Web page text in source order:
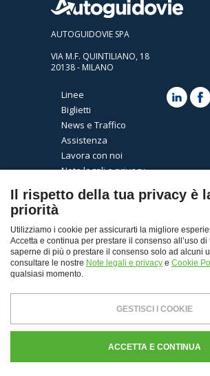
AUTOGUIDOVIE SPA
VIA M.F. QUINTILIANO, 18
20138 - MILANO
Linee
Biglietti
News e Traffico
Assistenza
Lavora con noi
Note legali e privacy
© Copyright 2026 - Autoguidovie spa
103484 - P. Iva 11907120155 - CF. e Registro
Il rispetto della tua privacy è
priorità
Utilizziamo i cookie per assicurarti la migliore
Accetta e continua per prestare il consenso all’uso di
saperne di più o prestare il consenso solo ad alcuni
consultare le nostre Note legali e privacy e Cookie
qualsiasi momento.
GESTISCI I COOKIE
ACCETTA E CONTINUA